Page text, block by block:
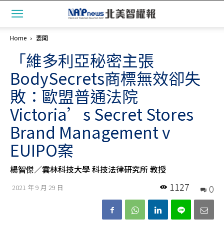
Home 要聞
「維多利亞秘密主張
BodySecrets商標無效卻失
敗：歐盟普通法院
Victoria’s Secret Stores
Brand Management v
EUIPO案
楊智傑／雲林科技大學 科技法律研究所 教授
2021 年 9 月 29 日 0
1127